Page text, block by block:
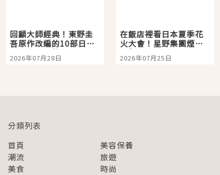
回顧大師經典！東野圭
吾原作改編的10部日本
影視作品推薦
2026年07月28日
在飯店裡看日本夏季花
火大會！星野集團煙火
景觀飯店6選，讓你不用
人擠人悠閒欣賞
2026年07月25日
分類列表
首頁
美容保養
潮流
旅遊
美食
時尚